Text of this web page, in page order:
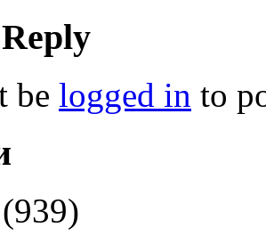
be logged in to
(939)